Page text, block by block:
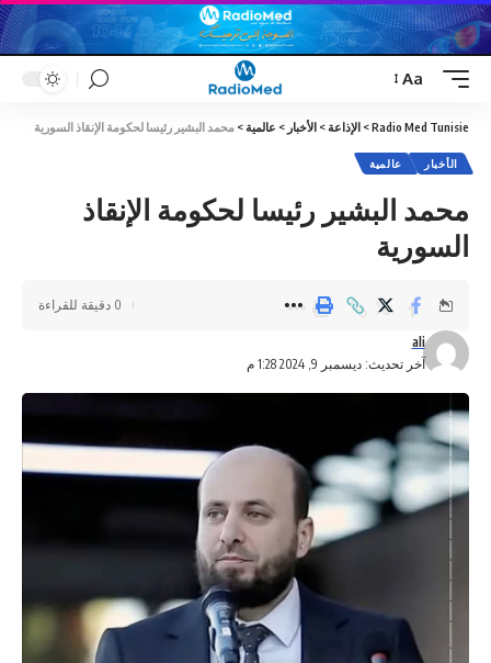
Font
Resizer
Aa
Radio Med Tunisie
> الإذاعة > الأخبار > عالمية > محمد البشير رئيسا لحكومة الإنقاذ السورية
الأخبار عالمية
محمد البشير رئيسا لحكومة الإنقاذ
السورية
آخر تحديث: ديسمبر 9, 2024 1:28 م
ali
0 دقيقة للقراءة